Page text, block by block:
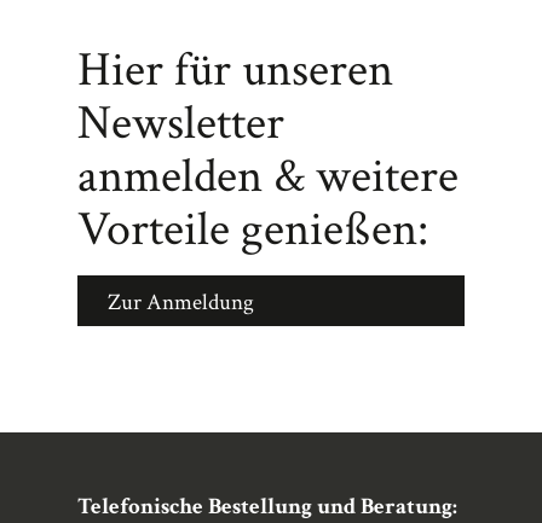
Hier für unseren
Newsletter
anmelden & weitere
Vorteile genießen:
Zur Anmeldung
Telefonische Bestellung und Beratung: